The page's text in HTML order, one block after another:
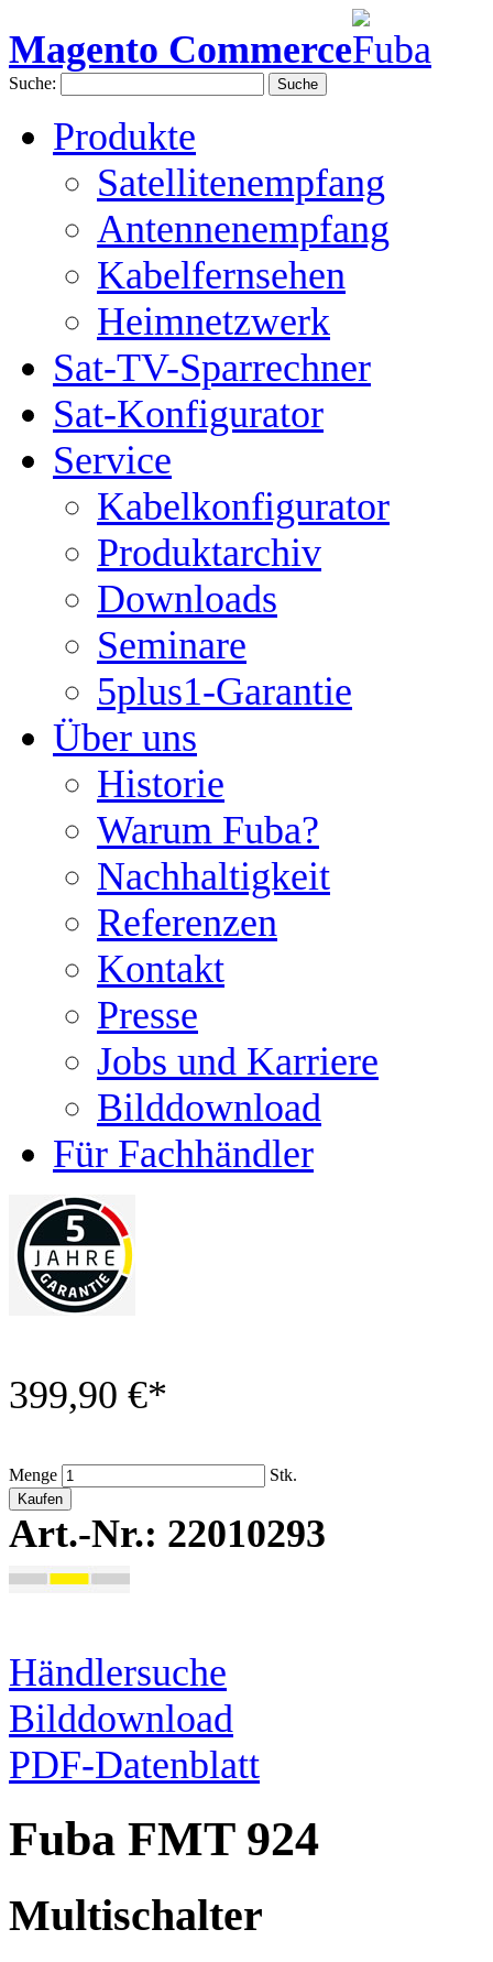
Magento Commerce
Suche: Suche
Produkte
Satellitenempfang
Antennenempfang
Kabelfernsehen
Heimnetzwerk
Sat-TV-Sparrechner
Sat-Konfigurator
Service
Kabelkonfigurator
Produktarchiv
Downloads
Seminare
5plus1-Garantie
Über uns
Historie
Warum Fuba?
Nachhaltigkeit
Referenzen
Kontakt
Presse
Jobs und Karriere
Bilddownload
Für Fachhändler
399,90 €*
Menge Stk.
Kaufen
Art.-Nr.: 22010293
Händlersuche
Bilddownload
PDF-Datenblatt
Fuba FMT 924
Multischalter